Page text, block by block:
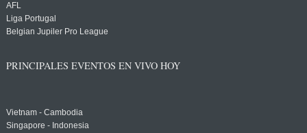
AFL
Liga Portugal
Belgian Jupiler Pro League
PRINCIPALES EVENTOS EN VIVO HOY
Vietnam - Cambodia
Singapore - Indonesia